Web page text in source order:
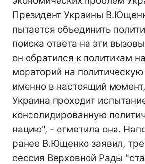
Президент Украины
пытается объединить
поиска ответа на эти
он обратился к политикам
мораторий на
именно в настоящий
Украина проходит
консолидированную
нацию", - отметила она.
ранее В.Ющенко заявил,
сессия Верховной Рады